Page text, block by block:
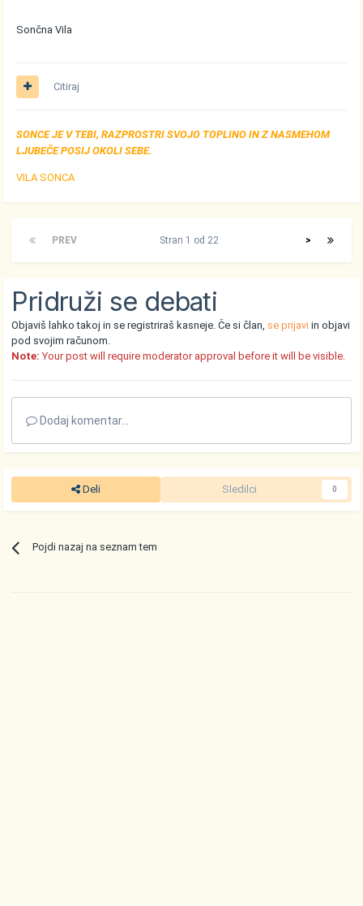
Sončna Vila
Citiraj
SONCE JE V TEBI, RAZPROSTRI SVOJO TOPLINO IN Z NASMEHOM
LJUBEČE POSIJ OKOLI SEBE.
VILA SONCA
PREV >
Stran 1 od 22
Pridruži se debati
Objaviš lahko takoj in se registriraš kasneje. Če si član, se prijavi in objavi
pod svojim računom.
Note: Your post will require moderator approval before it will be visible.
Dodaj komentar...
Deli Sledilci 0
Pojdi nazaj na seznam tem